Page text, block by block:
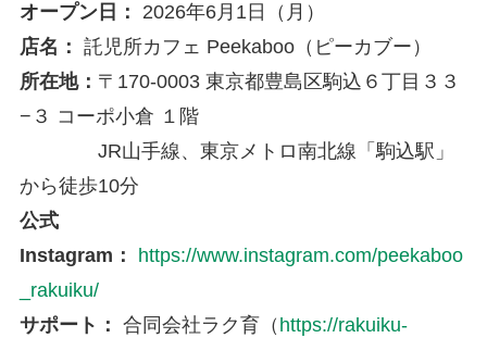
オープン日：
2026年6月1日（月）
店名： 託児所カフェ Peekaboo（ピーカブー）
所在地： 〒170-0003 東京都豊島区駒込６丁目３３
−３ コーポ小倉 １階
JR山手線、東京メトロ南北線「駒込駅」
から徒歩10分
公式
Instagram：
https://www.instagram.com/peekaboo
_rakuiku/
サポート： 合同会社ラク育（ https://rakuiku-